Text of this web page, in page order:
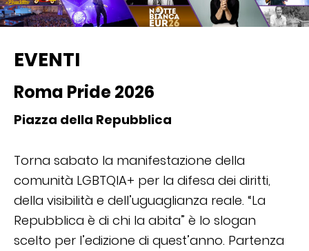
EVENTI
Roma Pride 2026
Piazza della Repubblica
Torna sabato la manifestazione della
comunità LGBTQIA+ per la difesa dei diritti,
della visibilità e dell’uguaglianza reale. “La
Repubblica è di chi la abita” è lo slogan
scelto per l’edizione di quest’anno. Partenza